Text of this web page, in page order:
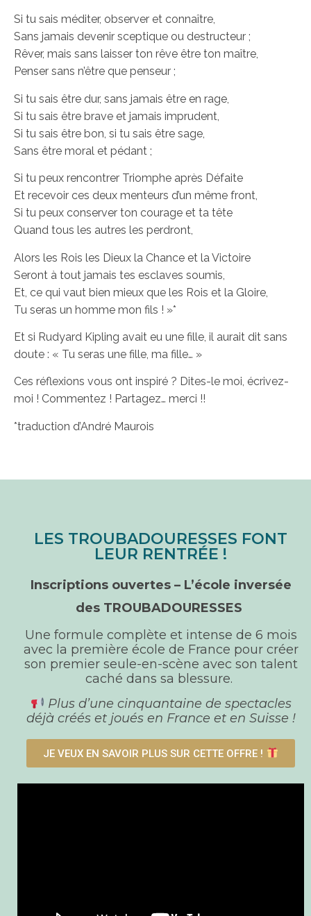
Si tu sais méditer, observer et connaître,
Sans jamais devenir sceptique ou destructeur ;
Rêver, mais sans laisser ton rêve être ton maître,
Penser sans n’être que penseur ;
Si tu sais être dur, sans jamais être en rage,
Si tu sais être brave et jamais imprudent,
Si tu sais être bon, si tu sais être sage,
Sans être moral et pédant ;
Si tu peux rencontrer Triomphe après Défaite
Et recevoir ces deux menteurs d’un même front,
Si tu peux conserver ton courage et ta tête
Quand tous les autres les perdront,
Alors les Rois les Dieux la Chance et la Victoire
Seront à tout jamais tes esclaves soumis,
Et, ce qui vaut bien mieux que les Rois et la Gloire,
Tu seras un homme mon fils ! »*
Et si Rudyard Kipling avait eu une fille, il aurait dit sans
doute : « Tu seras une fille, ma fille… »
Ces réflexions vous ont inspiré ? Dites-le moi, écrivez-
moi ! Commentez ! Partagez… merci !!
*traduction d’André Maurois
LES TROUBADOURESSES FONT
LEUR RENTRÉE !
Inscriptions ouvertes –L’école inversée
des TROUBADOURESSES
Une formule complète et intense de 6 mois
avec la première école de France pour créer
son premier seule-en-scène avec son talent
caché dans sa blessure.
Plus d’une cinquantaine de spectacles
déjà créés et joués en France et en Suisse !
JE VEUX EN SAVOIR PLUS SUR CETTE OFFRE !